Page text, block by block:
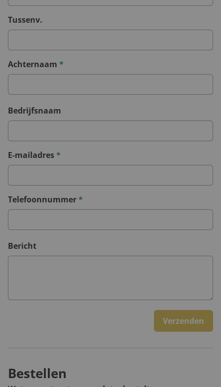
Tussenv.
Achternaam *
Bedrijfsnaam
E-mailadres*
Telefoonnummer*
Bericht
Verzenden
Bestellen